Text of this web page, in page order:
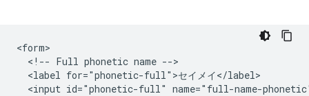
<form>
  <!-- Full phonetic name -->
  <label for="phonetic-full">セイメイ</label>
<input id="phonetic-full" name="full-name-